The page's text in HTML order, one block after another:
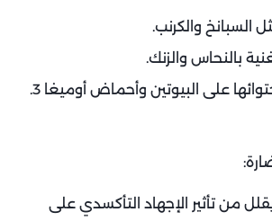
السبانخ والكرنب.
بالنحاس والزنك.
على البيوتين وأحماض أوميغا 3.
من تأثير الإجهاد التأكسدي على